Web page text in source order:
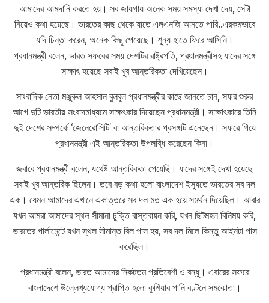
আমাদের আমদানি করতে হয়। সব জায়গায় অনেক সময় সমস্যা দেখা দেয়, সেটা
নিয়েও কথা হয়েছে। ভারতের কাছ থেকে যাতে এলএনজি আনতে পারি..এরকমভাবে
যদি চিন্তা করেন, অনেক কিছু পেয়েছে। শূন্য হাতে ফিরে আসিনি।
প্রধানমন্ত্রী বলেন, ভারত সফরের সময় দেশটির রাষ্ট্রপতি, প্রধানমন্ত্রীসহ যাদের সঙ্গে
সাক্ষাৎ হয়েছে সবাই খুব আন্তরিকতা দেখিয়েছেন।
সাংবাদিক নেতা মঞ্জুরুল আহসান বুলবুল প্রধানমন্ত্রীর কাছে জানতে চান, সফর শুরুর
আগে দুটি ভারতীয় সংবাদমাধ্যমে সাক্ষৎকার দিয়েছেন প্রধানমন্ত্রী। সাক্ষাৎকারে তিনি
দুই দেশের সম্পর্কে ‘জেনেরোসিটি’ বা আন্তরিকতার প্রসঙ্গটি এনেছেন। সফরে গিয়ে
প্রধানমন্ত্রী এই আন্তরিকতা উপলব্ধি করেছেন কিনা।
জবাবে প্রধানমন্ত্রী বলেন, যথেষ্ট আন্তরিকতা পেয়েছি। যাদের সঙ্গেই দেখা হয়েছে
সবাই খুব আন্তরিক ছিলেন। তবে বড় কথা হলো বাংলাদেশ ইস্যুতে ভারতের সব দল
এক। যেমন আমাদের এখানে একাত্তরে সব দল মত এক হয়ে সমর্থন দিয়েছিল। আবার
যখন আমরা আমাদের স্থল সীমানা চুক্তি বাস্তবায়ন করি, যখন ছিটমহল বিনিময় করি,
ভারতের পার্লামেন্টে যখন স্থল সীমান্ত বিল পাস হয়, সব দল মিলে কিন্তু আইনটা পাস
করেছিল।
প্রধানমন্ত্রী বলেন, ভারত আমাদের নিকটতম প্রতিবেশী ও বন্ধু। এবারের সফরে
বাংলাদেশে উল্লেখ্যযোগ্য প্রাপ্তি হলো কুশিয়ার পানি বণ্টনে সমঝোতা।